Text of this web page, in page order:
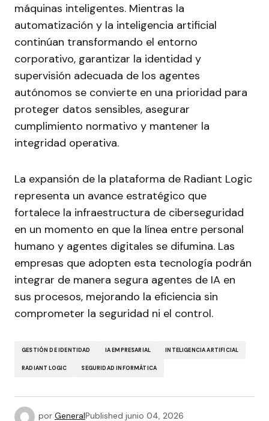
máquinas inteligentes. Mientras la
automatización y la inteligencia artificial
continúan transformando el entorno
corporativo, garantizar la identidad y
supervisión adecuada de los agentes
autónomos se convierte en una prioridad para
proteger datos sensibles, asegurar
cumplimiento normativo y mantener la
integridad operativa.
La expansión de la plataforma de Radiant Logic
representa un avance estratégico que
fortalece la infraestructura de ciberseguridad
en un momento en que la línea entre personal
humano y agentes digitales se difumina. Las
empresas que adopten esta tecnología podrán
integrar de manera segura agentes de IA en
sus procesos, mejorando la eficiencia sin
comprometer la seguridad ni el control.
GESTIÓN DE IDENTIDAD IA EMPRESARIAL INTELIGENCIA ARTIFICIAL
RADIANT LOGIC SEGURIDAD INFORMÁTICA
por GeneralPublished junio 04, 2026